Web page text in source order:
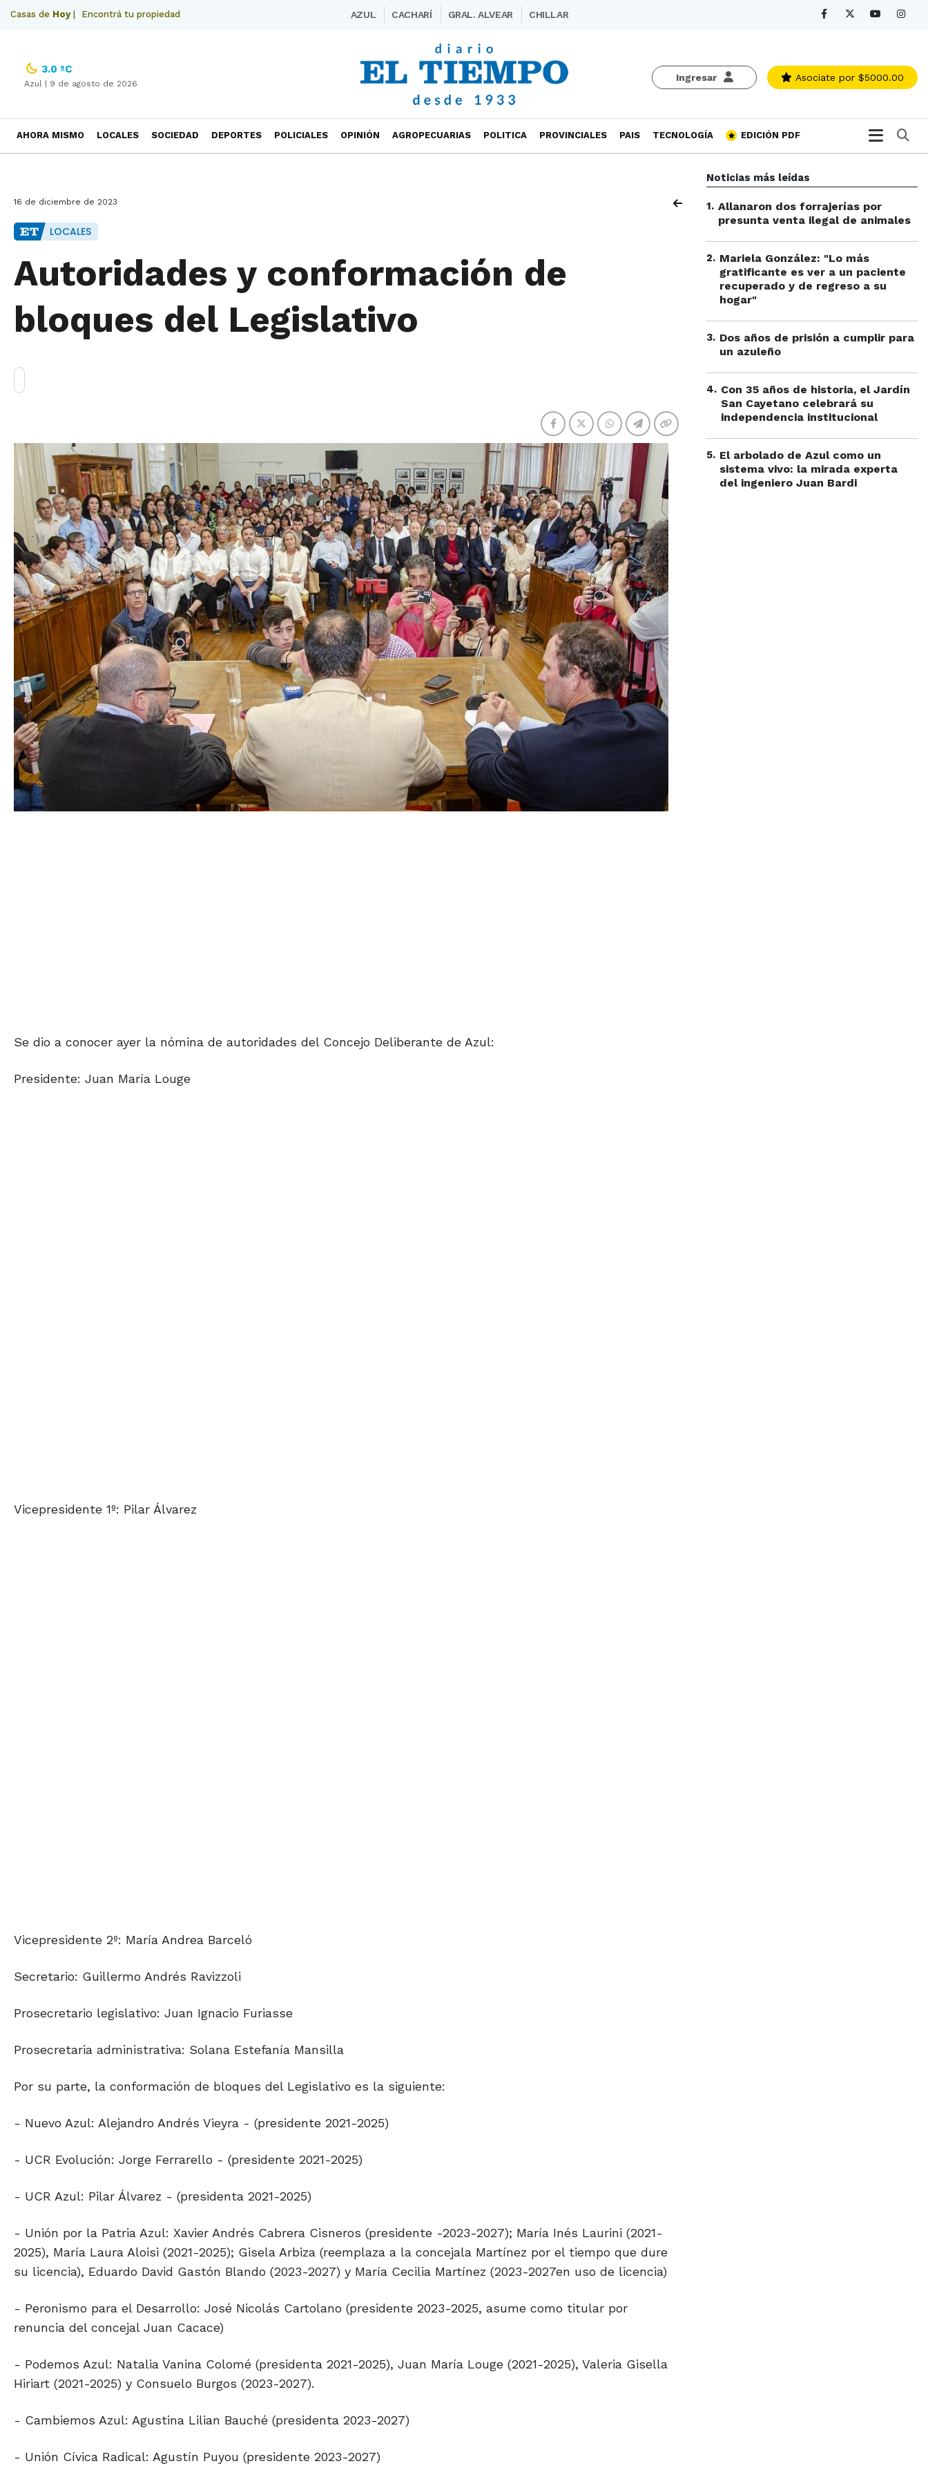
Casas de Hoy| Encontrá tu propiedad AZUL CACHARÍ GRAL. ALVEAR CHILLAR
Ingresar Asociate por $5000.00
3.0 ºC
Azul | 9 de agosto de 2026
AHORA MISMO LOCALES SOCIEDAD DEPORTES POLICIALES OPINIÓN AGROPECUARIAS POLITICA PROVINCIALES PAIS TECNOLOGÍA EDICIÓN PDF
16 de diciembre de 2023
LOCALES
Autoridades y conformación de
bloques del Legislativo
Se dio a conocer ayer la nómina de autoridades del Concejo Deliberante de Azul:
Presidente: Juan María Louge
Vicepresidente 1º: Pilar Álvarez
Vicepresidente 2º: María Andrea Barceló
Secretario: Guillermo Andrés Ravizzoli
Prosecretario legislativo: Juan Ignacio Furiasse
Prosecretaria administrativa: Solana Estefanía Mansilla
Por su parte, la conformación de bloques del Legislativo es la siguiente:
- Nuevo Azul: Alejandro Andrés Vieyra - (presidente 2021-2025)
- UCR Evolución: Jorge Ferrarello - (presidente 2021-2025)
- UCR Azul: Pilar Álvarez - (presidenta 2021-2025)
- Unión por la Patria Azul: Xavier Andrés Cabrera Cisneros (presidente -2023-2027); María Inés Laurini (2021-
2025), María Laura Aloisi (2021-2025); Gisela Arbiza (reemplaza a la concejala Martínez por el tiempo que dure
su licencia), Eduardo David Gastón Blando (2023-2027) y María Cecilia Martínez (2023-2027en uso de licencia)
- Peronismo para el Desarrollo: José Nicolás Cartolano (presidente 2023-2025, asume como titular por
renuncia del concejal Juan Cacace)
- Podemos Azul: Natalia Vanina Colomé (presidenta 2021-2025), Juan María Louge (2021-2025), Valeria Gisella
Hiriart (2021-2025) y Consuelo Burgos (2023-2027).
- Cambiemos Azul: Agustina Lilian Bauché (presidenta 2023-2027)
- Unión Cívica Radical: Agustín Puyou (presidente 2023-2027)
Noticias más leídas
1. Allanaron dos forrajerías por
presunta venta ilegal de animales
2. Mariela González: "Lo más
gratificante es ver a un paciente
recuperado y de regreso a su
hogar"
3. Dos años de prisión a cumplir para
un azuleño
4. Con 35 años de historia, el Jardín
San Cayetano celebrará su
independencia institucional
5. El arbolado de Azul como un
sistema vivo: la mirada experta
del ingeniero Juan Bardi